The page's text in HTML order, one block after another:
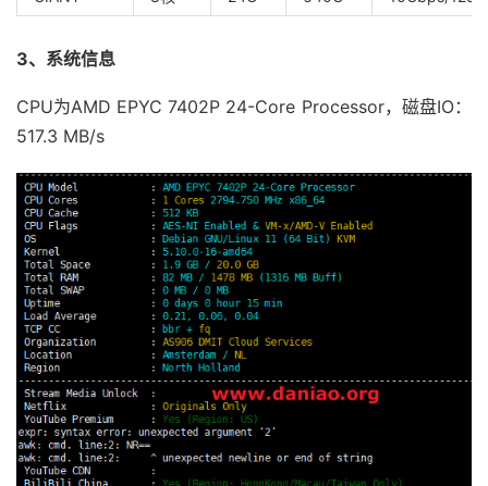
3、系统信息
CPU为AMD EPYC 7402P 24-Core Processor，磁盘IO：
517.3 MB/s